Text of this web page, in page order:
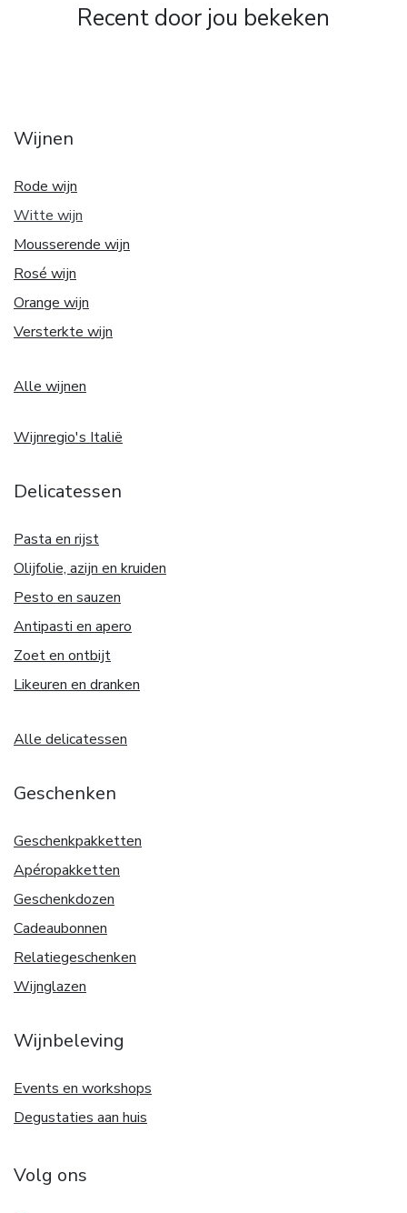
Recent door jou bekeken
Wijnen
Rode wijn
Witte wijn
Mousserende wijn
Rosé wijn
Orange wijn
Versterkte wijn
Alle wijnen
Wijnregio's Italië
Delicatessen
Pasta en rijst
Olijfolie, azijn en kruiden
Pesto en sauzen
Antipasti en apero
Zoet en ontbijt
Likeuren en dranken
Alle delicatessen
Geschenken
Geschenkpakketten
Apéropakketten
Geschenkdozen
Cadeaubonnen
Relatiegeschenken
Wijnglazen
Wijnbeleving
Events en workshops
Degustaties aan huis
Volg ons